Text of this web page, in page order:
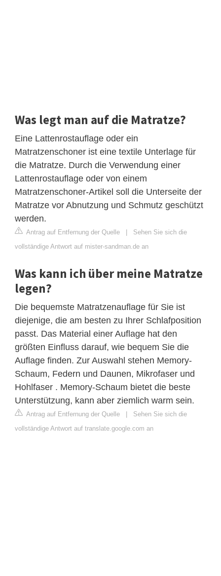
Was legt man auf die Matratze?
Eine Lattenrostauflage oder ein
Matratzenschoner ist eine textile Unterlage für
die Matratze. Durch die Verwendung einer
Lattenrostauflage oder von einem
Matratzenschoner-Artikel soll die Unterseite der
Matratze vor Abnutzung und Schmutz geschützt
werden.
Antrag auf Entfernung der Quelle
Sehen Sie sich die
vollständige Antwort auf mister-sandman.de an
Was kann ich über meine Matratze
legen?
Die bequemste Matratzenauflage für Sie ist
diejenige, die am besten zu Ihrer Schlafposition
passt. Das Material einer Auflage hat den
größten Einfluss darauf, wie bequem Sie die
Auflage finden. Zur Auswahl stehen Memory-
Schaum, Federn und Daunen, Mikrofaser und
Hohlfaser . Memory-Schaum bietet die beste
Unterstützung, kann aber ziemlich warm sein.
Antrag auf Entfernung der Quelle
Sehen Sie sich die
vollständige Antwort auf translate.google.com an